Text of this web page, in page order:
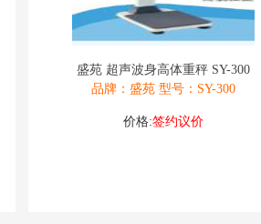
盛苑 超声波身高体重秤 SY-300
品牌：盛苑 型号：SY-300
价格:签约议价